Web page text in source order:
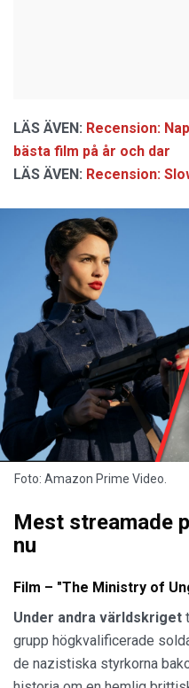
LÄS ÄVEN: Recension:
bästa film på år och dar
LÄS ÄVEN: Recension:
Foto: Amazon Prime Video.
Mest streamade
nu
Film – "The Ministry of
Under andra världskriget
grupp högkvalificerade
de nazistiska styrkorna